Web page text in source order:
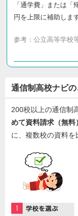
「通学費」または
円を上限に補助しま
参考： 公立高等学校
通信制高校ナビ
200校以上の通信制
めて資料請求（無料）
に、複数校の資料を